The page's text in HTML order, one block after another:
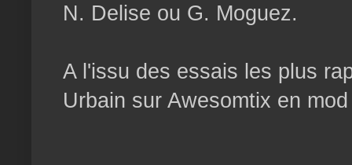
N. Delise ou G. Moguez.
A l'issu des essais les plus
Urbain sur Awesomtix en